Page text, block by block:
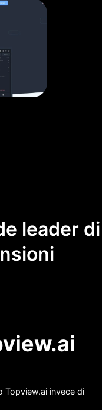
leader di
Topview.ai invece di